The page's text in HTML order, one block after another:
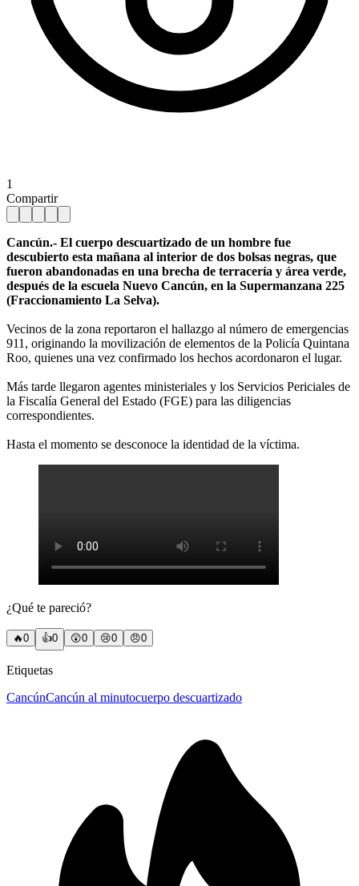
1
Compartir
Cancún.- El cuerpo descuartizado de un hombre fue
descubierto esta mañana al interior de dos bolsas negras, que
fueron abandonadas en una brecha de terracería y área verde,
después de la escuela Nuevo Cancún, en la Supermanzana 225
(Fraccionamiento La Selva).
Vecinos de la zona reportaron el hallazgo al número de emergencias
911, originando la movilización de elementos de la Policía Quintana
Roo, quienes una vez confirmado los hechos acordonaron el lugar.
Más tarde llegaron agentes ministeriales y los Servicios Periciales de
la Fiscalía General del Estado (FGE) para las diligencias
correspondientes.
Hasta el momento se desconoce la identidad de la víctima.
¿Qué te pareció?
🔥0 👍0 😲0 😢0 😠0
Etiquetas
CancúnCancún al minutocuerpo descuartizado